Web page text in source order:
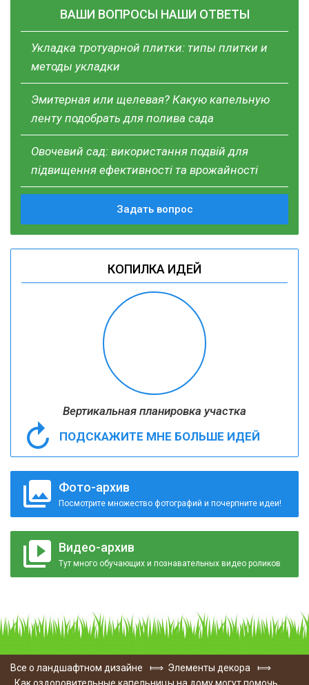
ВАШИ ВОПРОСЫ НАШИ ОТВЕТЫ
Укладка тротуарной плитки: типы плитки и
методы укладки
Эмитерная или щелевая? Какую капельную
ленту подобрать для полива сада
Овочевий сад: використання подвій для
підвищення ефективності та врожайності
Задать вопрос
КОПИЛКА ИДЕЙ
Вертикальная планировка участка
ПОДСКАЖИТЕ МНЕ БОЛЬШЕ ИДЕЙ
Фото-архив
Посмотрите множество фотографий и почерпните идеи!
Видео-архив
Тут много обучающих и познавательных видео роликов
Все о ландшафтном дизайне ⟾ Элементы декора
⟾